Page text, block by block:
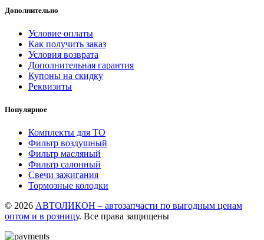
Дополнительно
Условие оплаты
Как получить заказ
Условия возврата
Дополнительная гарантия
Купоны на скидку
Реквизиты
Популярное
Комплекты для ТО
Фильтр воздушный
Фильтр масляный
Фильтр салонный
Свечи зажигания
Тормозные колодки
© 2026 АВТОЛИКОН – автозапчасти по выгодным ценам
оптом и в розницу. Все права защищены